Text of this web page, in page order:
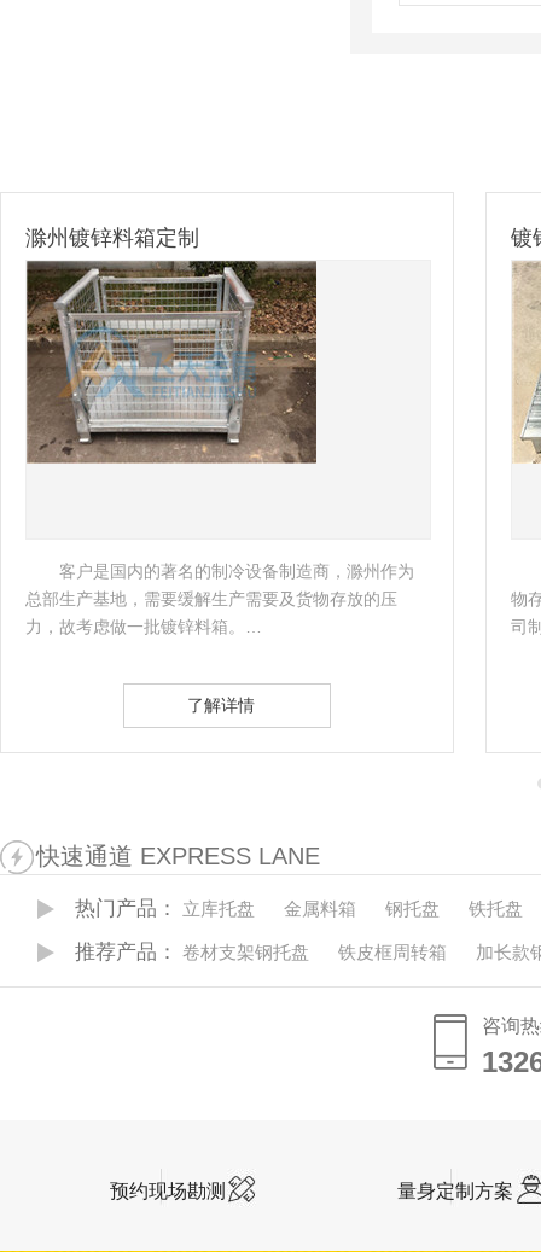
，滁州作为
存放的压
客户是一家外企公司，准备购买一些托
物存储，南京飞天了解企业实际情况后，立
司制定了相应的托盘方案。 …
快速通道 EXPRESS LANE
热门产品： 立库托盘 金属料箱 钢托盘 铁托盘
推荐产品： 卷材支架钢托盘 铁皮框周转箱 加长款
咨询
预约现场勘测 量身定制方案